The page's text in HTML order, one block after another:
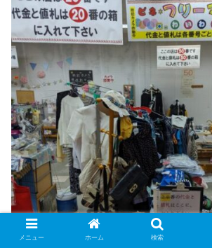
メニュー ホーム 検索